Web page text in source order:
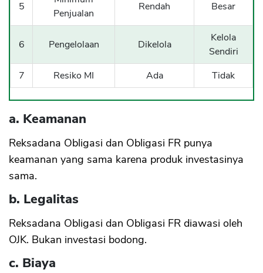
5
Penjualan
Rendah Besar
6 Pengelolaan Dikelola
Kelola
Sendiri
7
Resiko MI Ada Tidak
a. Keamanan
Reksadana Obligasi dan Obligasi FR punya
keamanan yang sama karena produk investasinya
sama.
b. Legalitas
Reksadana Obligasi dan Obligasi FR diawasi oleh
OJK. Bukan investasi bodong.
c. Biaya